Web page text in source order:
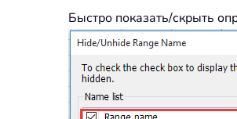
Быстро показать/скрыть